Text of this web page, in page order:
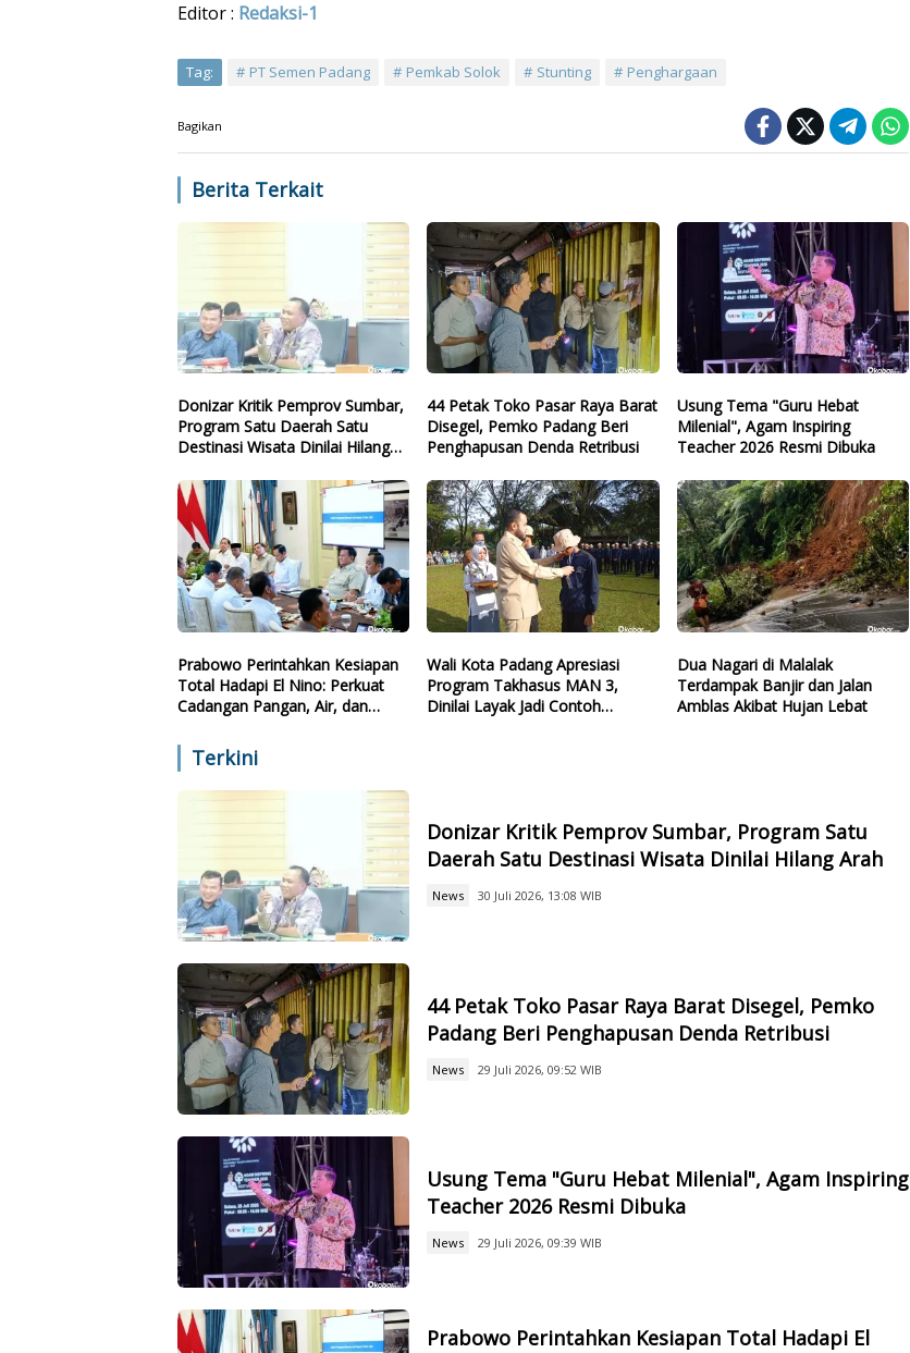
Editor : Redaksi-1
Tag: PT Semen Padang Pemkab Solok Stunting Penghargaan
Bagikan
Berita Terkait
Donizar Kritik Pemprov Sumbar,
Program Satu Daerah Satu
Destinasi Wisata Dinilai Hilang
44 Petak Toko Pasar Raya Barat
Disegel, Pemko Padang Beri
Penghapusan Denda Retribusi
Usung Tema "Guru Hebat
Milenial", Agam Inspiring
Teacher 2026 Resmi Dibuka
Prabowo Perintahkan Kesiapan
Total Hadapi El Nino: Perkuat
Cadangan Pangan, Air, dan
Wali Kota Padang Apresiasi
Program Takhasus MAN 3,
Dinilai Layak Jadi Contoh
Dua Nagari di Malalak
Terdampak Banjir dan Jalan
Amblas Akibat Hujan Lebat
Terkini
Donizar Kritik Pemprov Sumbar, Program Satu
Daerah Satu Destinasi Wisata Dinilai Hilang Arah
News 30 Juli 2026, 13:08 WIB
44 Petak Toko Pasar Raya Barat Disegel, Pemko
Padang Beri Penghapusan Denda Retribusi
News 29 Juli 2026, 09:52 WIB
Usung Tema "Guru Hebat Milenial", Agam Inspiring
Teacher 2026 Resmi Dibuka
News 29 Juli 2026, 09:39 WIB
Prabowo Perintahkan Kesiapan Total Hadapi El